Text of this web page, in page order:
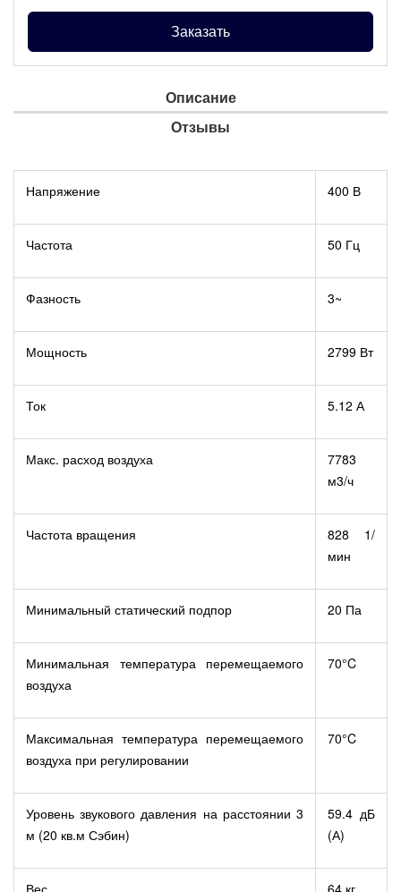
Заказать
Описание
Отзывы
Напряжение 400 В
Частота 50 Гц
Фазность 3~
Мощность 2799 Вт
Ток 5.12 А
Макс. расход воздуха
7783
м3/ч
Частота вращения
828 1/
мин
Минимальный статический подпор 20 Па
Минимальная температура перемещаемого
воздуха
70°C
Максимальная температура перемещаемого
воздуха при регулировании
70°C
Уровень звукового давления на расстоянии 3
м (20 кв.м Сэбин)
59.4 дБ
(А)
Вес 64 кг